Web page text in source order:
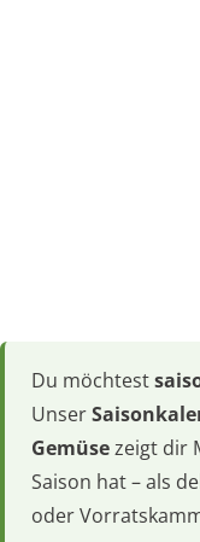
Du möchtest
Unser
Gemüsezeigt dir
Saison hat – als
oder